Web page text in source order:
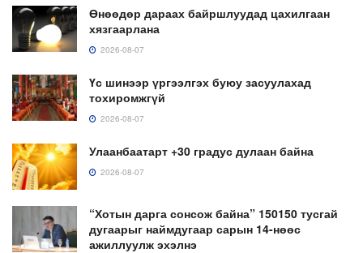
Өнөөдөр дараах байршлуудад цахилгаан
хязгаарлана
2026-08-07
Үс шинээр үргээлгэх буюу засуулахад
тохиромжгүй
2026-08-07
Улаанбаатарт +30 градус дулаан байна
2026-08-07
“Хотын дарга сонсож байна” 150150 тусгай
дугаарыг наймдугаар сарын 14-нөөс
ажиллуулж эхэлнэ